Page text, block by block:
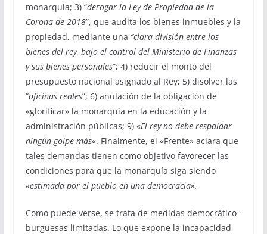
monarquía; 3) “derogar la Ley de Propiedad de la
Corona de 2018”, que audita los bienes inmuebles y la
propiedad, mediante una “clara división entre los
bienes del rey, bajo el control del Ministerio de Finanzas
y sus bienes personales”; 4) reducir el monto del
presupuesto nacional asignado al Rey; 5) disolver las
“oficinas reales”; 6) anulación de la obligación de
«glorificar» la monarquía en la educación y la
administración públicas; 9) «El rey no debe respaldar
ningún golpe más«. Finalmente, el «Frente» aclara que
tales demandas tienen como objetivo favorecer las
condiciones para que la monarquía siga siendo
«estimada por el pueblo en una democracia».
Como puede verse, se trata de medidas democrático-
burguesas limitadas. Lo que expone la incapacidad